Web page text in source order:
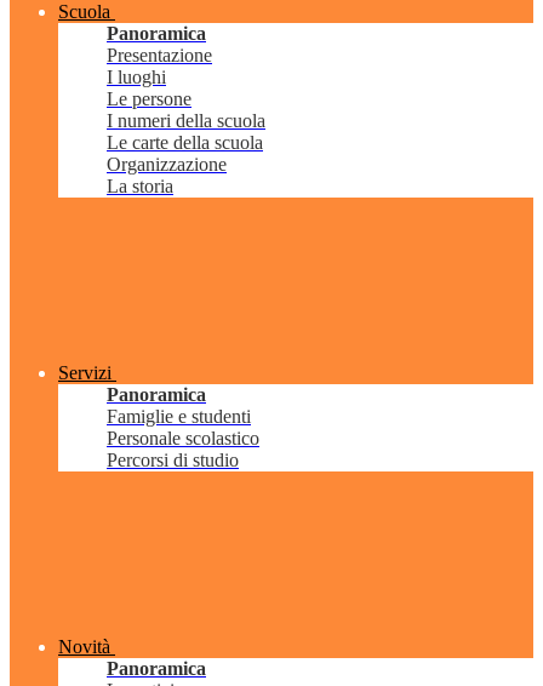
Scuola
Panoramica
Presentazione
I luoghi
Le persone
I numeri della scuola
Le carte della scuola
Organizzazione
La storia
Servizi
Panoramica
Famiglie e studenti
Personale scolastico
Percorsi di studio
Novità
Panoramica